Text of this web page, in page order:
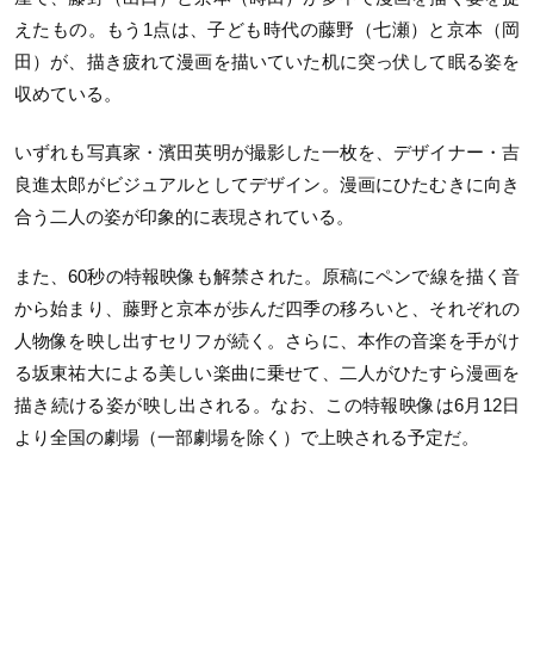
えたもの。もう1点は、子ども時代の藤野（七瀬）と京本（岡
田）が、描き疲れて漫画を描いていた机に突っ伏して眠る姿を
収めている。
いずれも写真家・濱田英明が撮影した一枚を、デザイナー・吉
良進太郎がビジュアルとしてデザイン。漫画にひたむきに向き
合う二人の姿が印象的に表現されている。
また、60秒の特報映像も解禁された。原稿にペンで線を描く音
から始まり、藤野と京本が歩んだ四季の移ろいと、それぞれの
人物像を映し出すセリフが続く。さらに、本作の音楽を手がけ
る坂東祐大による美しい楽曲に乗せて、二人がひたすら漫画を
描き続ける姿が映し出される。なお、この特報映像は6月12日
より全国の劇場（一部劇場を除く）で上映される予定だ。